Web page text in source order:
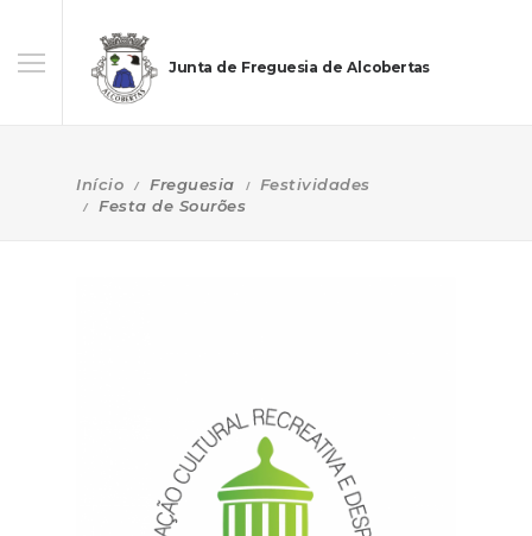
Junta de Freguesia de Alcobertas
Início Freguesia
Festividades
Festa de Sourões